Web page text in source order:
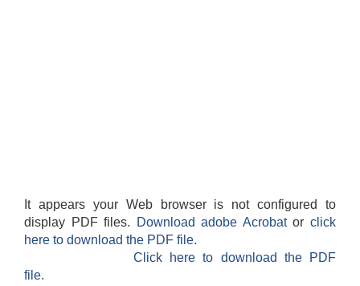
It appears your Web browser is not configured to
display PDF files.
Download adobe Acrobatorclick
here to download the PDF file.
Click here to download the PDF
file.